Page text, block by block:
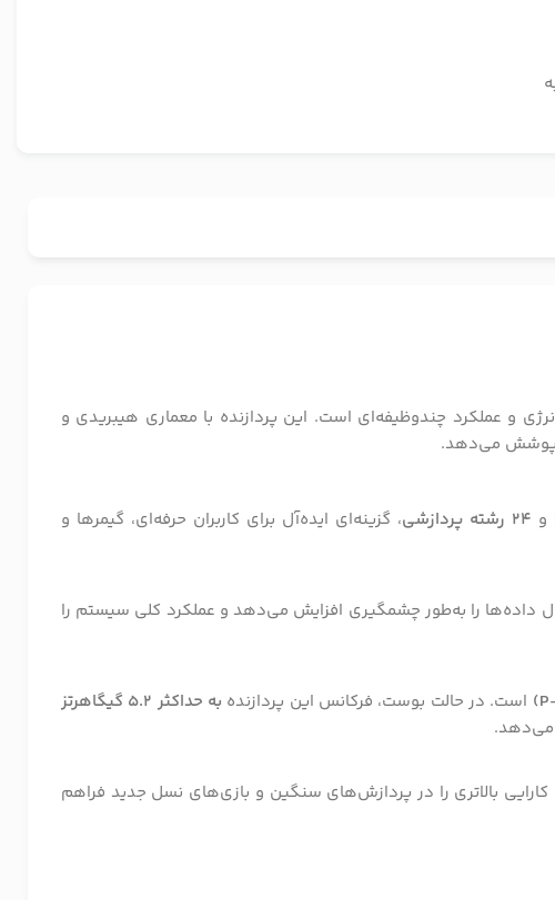
و عملکرد چندوظیفه‌ای است. این پردازنده با معماری هیبریدی و
را پوشش می‌دهد.
و 24 رشته پردازشی
، گزینه‌ای ایده‌آل برای کاربران حرفه‌ای، گیمرها و
داده‌ها را به‌طور چشمگیری افزایش می‌دهد و عملکرد کلی سیستم را
است. در حالت بوست، فرکانس این پردازنده به حداکثر 5.2 گیگاهرتز
می‌دهد.
کارایی بالاتری را در پردازش‌های سنگین و بازی‌های نسل جدید فراهم